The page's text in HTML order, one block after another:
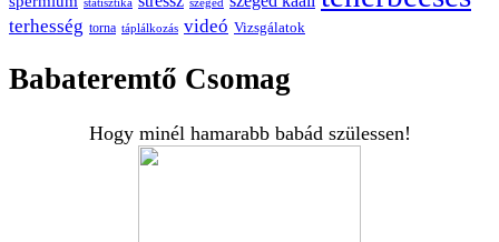
statisztika szeged
terhesség torna táplálkozás videó Vizsgálatok
Babateremtő Csomag
Hogy minél hamarabb babád szülessen!